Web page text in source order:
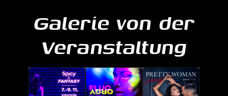
Galerie von der
Veranstaltung